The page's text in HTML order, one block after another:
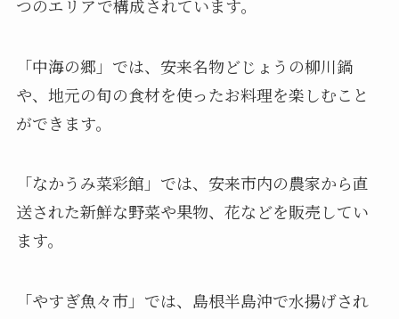
つのエリアで構成されています。
「中海の郷」では、安来名物どじょうの柳川鍋
や、地元の旬の食材を使ったお料理を楽しむこと
ができます。
「なかうみ菜彩館」では、安来市内の農家から直
送された新鮮な野菜や果物、花などを販売してい
ます。
「やすぎ魚々市」では、島根半島沖で水揚げされ